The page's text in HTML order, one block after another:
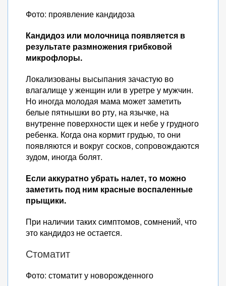
Фото: проявление кандидоза
Кандидоз или молочница появляется в
результате размножения грибковой
микрофлоры.
Локализованы высыпания зачастую во
влагалище у женщин или в уретре у мужчин.
Но иногда молодая мама может заметить
белые пятнышки во рту, на язычке, на
внутренне поверхности щек и небе у грудного
ребенка. Когда она кормит грудью, то они
появляются и вокруг сосков, сопровождаются
зудом, иногда болят.
Если аккуратно убрать налет, то можно
заметить под ним красные воспаленные
прыщики.
При наличии таких симптомов, сомнений, что
это кандидоз не остается.
Стоматит
Фото: стоматит у новорожденного